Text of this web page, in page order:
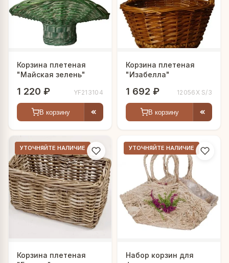
ваших потребностей.
Корзина плетеная
"Майская зелень"
1 220 ₽ YF213104
В корзину
Корзина плетеная
"Изабелла"
1 692 ₽ 12056X S/3
В корзину
УТОЧНЯЙТЕ НАЛИЧИЕ
Корзина плетеная
УТОЧНЯЙТЕ НАЛИЧИЕ
Набор корзин для